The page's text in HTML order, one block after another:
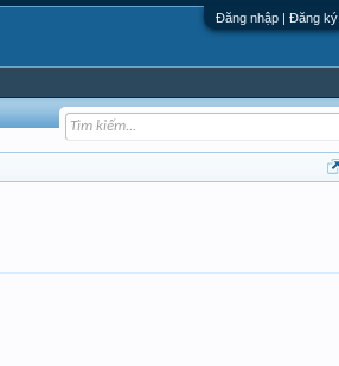
Đăng nhập | Đăng ký